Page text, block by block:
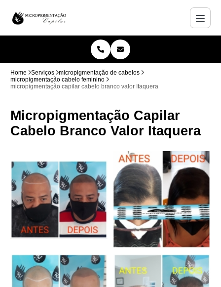
Home Serviços
micropigmentação de cabelos
micropigmentação cabelo feminino
micropigmentação capilar cabelo branco valor Itaquera
Micropigmentação Capilar
Cabelo Branco Valor Itaquera